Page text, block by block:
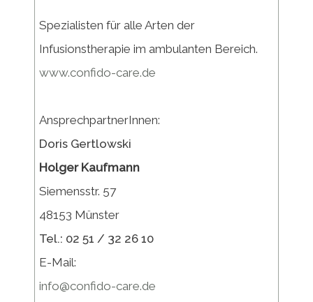
Spezialisten für alle Arten der
Infusionstherapie im ambulanten Bereich.
www.confido-care.de
AnsprechpartnerInnen:
Doris Gertlowski
Holger Kaufmann
Siemensstr. 57
48153 Münster
Tel.: 02 51 / 32 26 10
E-Mail:
info@confido-care.de